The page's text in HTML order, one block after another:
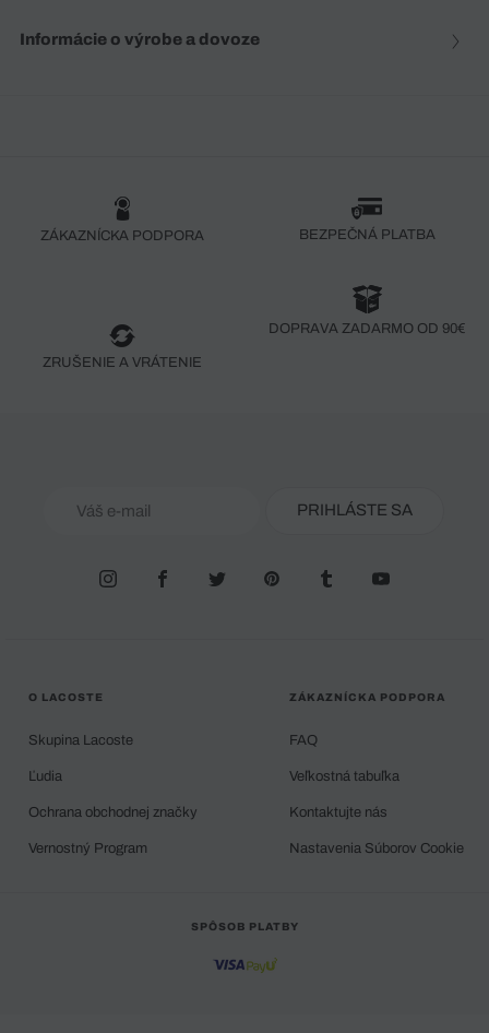
Informácie o výrobe a dovoze
ZÁKAZNÍCKA PODPORA BEZPEČNÁ PLATBA
ZRUŠENIE A VRÁTENIE
DOPRAVA ZADARMO OD 90€
PRIHLÁSTE SA
O LACOSTE
Skupina Lacoste
Ľudia
Ochrana obchodnej značky
Vernostný Program
ZÁKAZNÍCKA PODPORA
FAQ
Veľkostná tabuľka
Kontaktujte nás
Nastavenia Súborov Cookie
SPÔSOB PLATBY